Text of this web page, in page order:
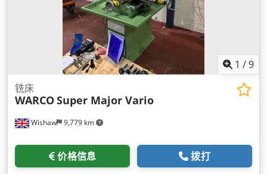
1 /9
Wishaw 9,779 km
铣床
WARCOSuper Major Vario
价格信息 拨打